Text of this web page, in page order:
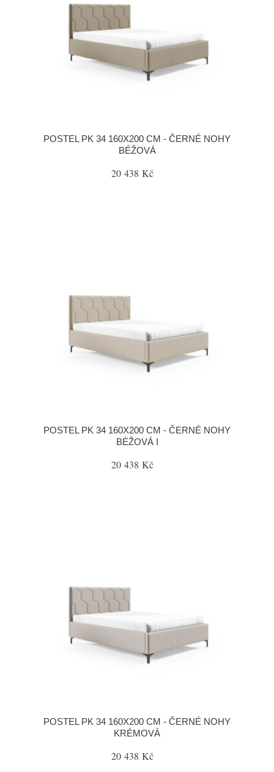
POSTEL PK 34 160X200 CM - ČERNÉ NOHY
BÉŽOVÁ
20 438 Kč
POSTEL PK 34 160X200 CM - ČERNÉ NOHY
BÉŽOVÁ I
20 438 Kč
POSTEL PK 34 160X200 CM - ČERNÉ NOHY
KRÉMOVÁ
20 438 Kč